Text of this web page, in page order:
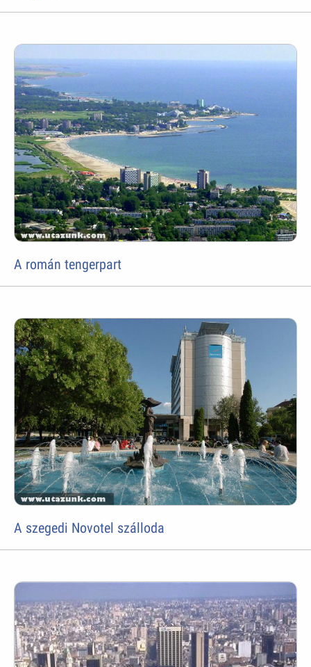
A román tengerpart
A szegedi Novotel szálloda